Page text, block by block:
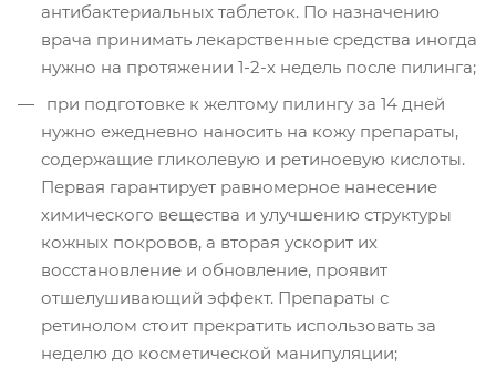
антибактериальных таблеток. По назначению
врача принимать лекарственные средства иногда
нужно на протяжении 1-2-х недель после пилинга;
при подготовке к желтому пилингу за 14 дней
нужно ежедневно наносить на кожу препараты,
содержащие гликолевую и ретиноевую кислоты.
Первая гарантирует равномерное нанесение
химического вещества и улучшению структуры
кожных покровов, а вторая ускорит их
восстановление и обновление, проявит
отшелушивающий эффект. Препараты с
ретинолом стоит прекратить использовать за
неделю до косметической манипуляции;